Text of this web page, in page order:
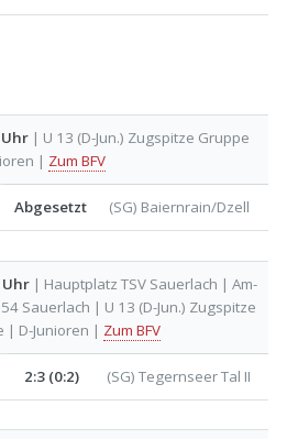
Uhr| U 13 (D-Jun.) Zugspitze Gruppe
| Zum BFV
Abgesetzt (SG) Baiernrain/Dzell
Uhr| Hauptplatz TSV Sauerlach | Am-
Sauerlach | U 13 (D-Jun.) Zugspitze
| D-Junioren | Zum BFV
2:3 (0:2) (SG) Tegernseer Tal II